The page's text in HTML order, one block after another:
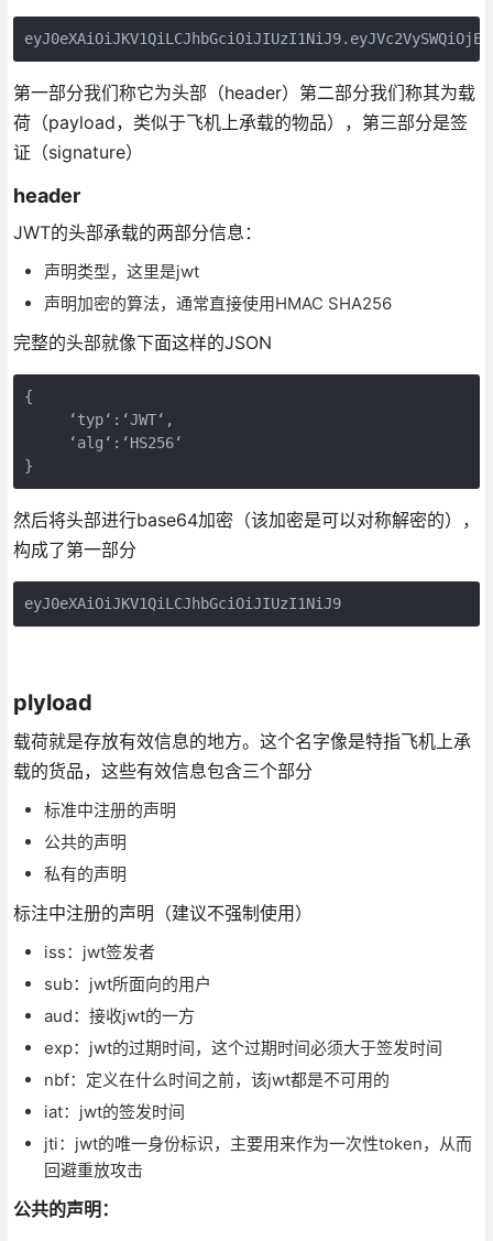
第一部分我们称它为头部（header）第二部分我们称其为载
荷（payload，类似于飞机上承载的物品），第三部分是签
证（signature）
header
JWT的头部承载的两部分信息：
声明类型，这里是jwt
声明加密的算法，通常直接使用HMAC SHA256
完整的头部就像下面这样的JSON
{
     ‘typ‘:‘JWT‘,
     ‘alg‘:‘HS256‘
}
然后将头部进行base64加密（该加密是可以对称解密的），
构成了第一部分
eyJ0eXAiOiJKV1QiLCJhbGciOiJIUzI1NiJ9
plyload
载荷就是存放有效信息的地方。这个名字像是特指飞机上承
载的货品，这些有效信息包含三个部分
标准中注册的声明
公共的声明
私有的声明
标注中注册的声明（建议不强制使用）
iss：jwt签发者
sub：jwt所面向的用户
aud：接收jwt的一方
exp：jwt的过期时间，这个过期时间必须大于签发时间
nbf：定义在什么时间之前，该jwt都是不可用的
iat：jwt的签发时间
jti：jwt的唯一身份标识，主要用来作为一次性token，从而
回避重放攻击
公共的声明：